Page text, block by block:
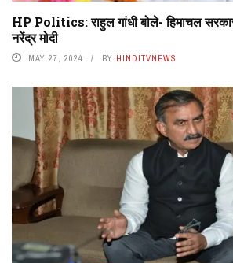
HP Politics: राहुल गांधी बोले- हिमाचल सरकार
नरेंद्र मोदी
MAY 27, 2024 BY HINDITVNEWS